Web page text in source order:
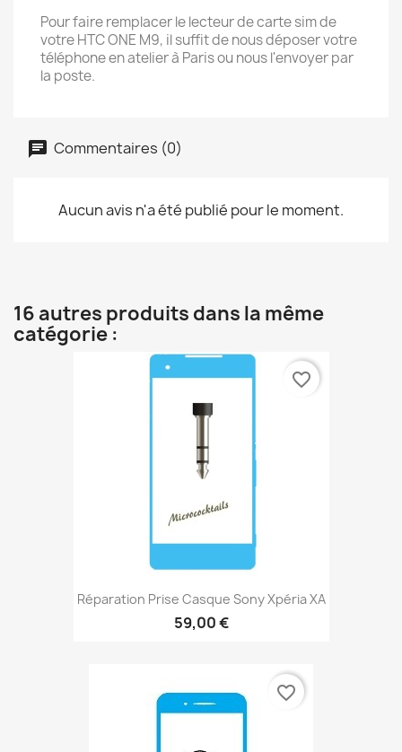
Pour faire remplacer le lecteur de carte sim de
votre HTC ONE M9, il suffit de nous déposer votre
téléphone en atelier à Paris ou nous l'envoyer par
la poste.
Commentaires (0)
Aucun avis n'a été publié pour le moment.
16 autres produits dans la même
catégorie :
Réparation Prise Casque Sony Xpéria XA
59,00 €
favorite_border
favorite_border